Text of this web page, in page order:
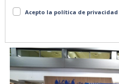
Acepto la política de privacidad